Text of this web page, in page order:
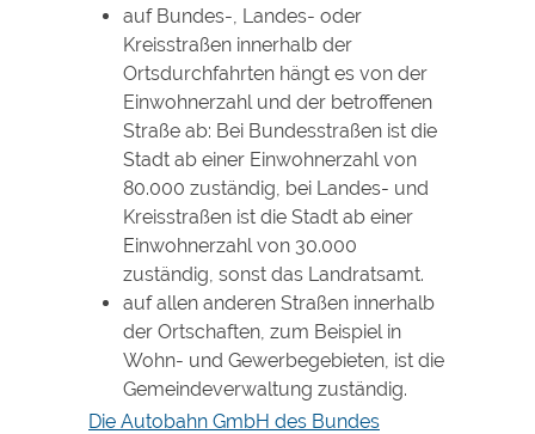
auf Bundes-, Landes- oder
Kreisstraßen innerhalb der
Ortsdurchfahrten hängt es von der
Einwohnerzahl und der betroffenen
Straße ab: Bei Bundesstraßen ist die
Stadt ab einer Einwohnerzahl von
80.000 zuständig, bei Landes- und
Kreisstraßen ist die Stadt ab einer
Einwohnerzahl von 30.000
zuständig, sonst das Landratsamt.
auf allen anderen Straßen innerhalb
der Ortschaften, zum Beispiel in
Wohn- und Gewerbegebieten, ist die
Gemeindeverwaltung zuständig.
Die Autobahn GmbH des Bundes